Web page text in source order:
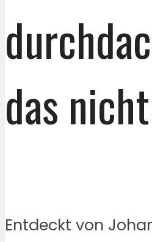
das
Entdeckt von